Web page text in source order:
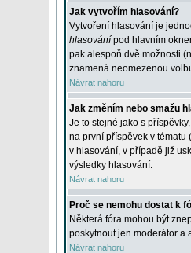
Jak vytvořím hlasování?
Vytvoření hlasování je
hlasování pod hlavním
pak alespoň dvě možnosti
znamená neomezenou
Návrat nahoru
Jak změním nebo smažu
Je to stejné jako s
na první příspěvek v tématu
v hlasování, v případě již
výsledky hlasování.
Návrat nahoru
Proč se nemohu dostat k
Některá fóra mohou být
poskytnout jen moderátor a
Návrat nahoru